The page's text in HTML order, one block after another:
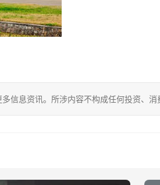
信息资讯。所涉内容不构成任何投资、